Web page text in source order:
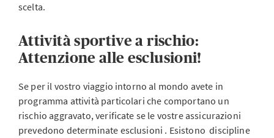
scelta.
Attività sportive a rischio:
Attenzione alle esclusioni!
Se per il vostro viaggio intorno al mondo avete in
programma attività particolari che comportano un
rischio aggravato, verificate se le vostre assicurazioni
prevedono determinate esclusioni . Esistono discipline